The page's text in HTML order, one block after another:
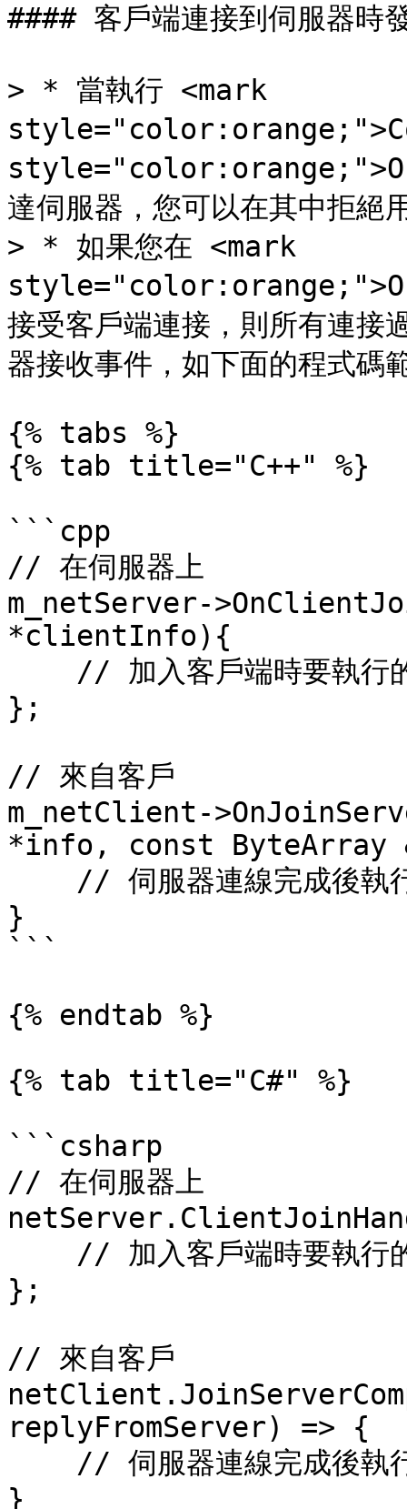
#### 客戶端連接到伺服器時
> * 當執行 <mark
達伺服器，您可以在其中拒絕
> * 如果您在 <mark
接受客戶端連接，則所有連接
器接收事件，如下面的程式碼
{% tabs %}
{% tab title="C++" %}
```cpp
// 在伺服器上
m_netServer-
*clientInfo){
};
// 來自客戶
m_netClient-
*info, const ByteArray
}
```
{% endtab %}
{% tab title="C#" %}
```csharp
// 在伺服器上
};
// 來自客戶
replyFromServer) => {
}